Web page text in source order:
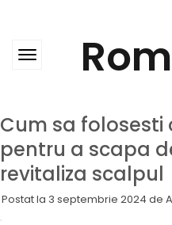
Cum sa
pentru a scapa
revitaliza scalpul
Postat la 3 septembrie 2024 de